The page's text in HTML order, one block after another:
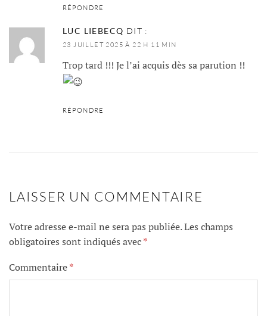
RÉPONDRE
LUC LIEBECQ DIT :
23 JUILLET 2025 À 22 H 11 MIN
Trop tard !!! Je l’ai acquis dès sa parution !!
RÉPONDRE
LAISSER UN COMMENTAIRE
Votre adresse e-mail ne sera pas publiée.Les champs
obligatoires sont indiqués avec*
Commentaire*